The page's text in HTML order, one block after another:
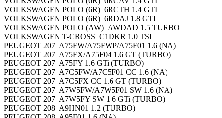
VOLKSWAGEN POLO (6R) 6RCTH 1.4 GTI
VOLKSWAGEN POLO (6R) 6RDAJ 1.8 GTI
VOLKSWAGEN POLO (AW) AWDAD 1.5 TURBO
VOLKSWAGEN T-CROSS C1DKR 1.0 TSI
PEUGEOT 207 A75FW/A75FWP/A75F01 1.6 (NA)
PEUGEOT 207 A75FX/A75F04 1.6 GT (TURBO)
PEUGEOT 207 A75FY 1.6 GTi (TURBO)
PEUGEOT 207 A7C5FW/A7C5F01 CC 1.6 (NA)
PEUGEOT 207 A7C5FX CC 1.6 GT (TURBO)
PEUGEOT 207 A7W5FW/A7W5F01 SW 1.6 (NA)
PEUGEOT 207 A7W5FY SW 1.6 GTi (TURBO)
PEUGEOT 208 A9HN01 1.2 (TURBO)